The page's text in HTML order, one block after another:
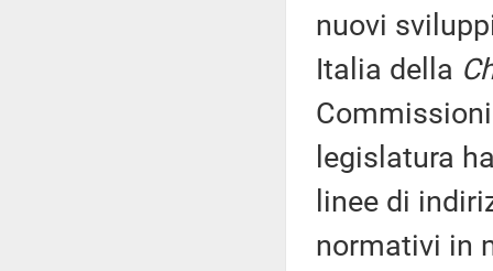
nuovi
Italia della
legislatura
linee di
normativi in